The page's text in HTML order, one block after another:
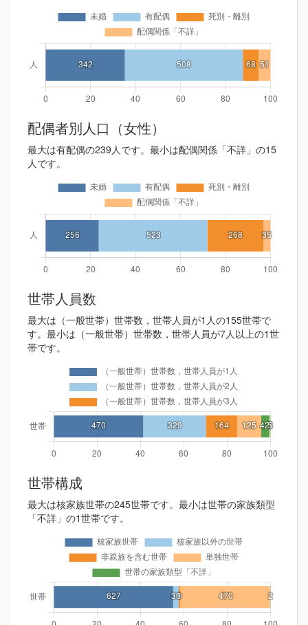
配偶者別人口（女性）
最大は有配偶の239人です。最小は配偶関係「不詳」の15
人です。
世帯人員数
最大は（一般世帯）世帯数，世帯人員が1人の155世帯で
す。最小は（一般世帯）世帯数，世帯人員が7人以上の1世
帯です。
世帯構成
最大は核家族世帯の245世帯です。最小は世帯の家族類型
「不詳」の1世帯です。